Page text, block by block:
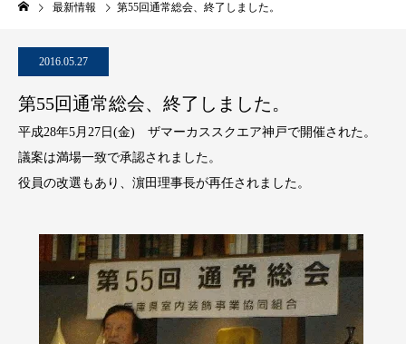
最新情報 第55回通常総会、終了しました。
2016.05.27
第55回通常総会、終了しました。
平成28年5月27日(金) ザマーカススクエア神戸で開催された。
議案は満場一致で承認されました。
役員の改選もあり、濵田理事長が再任されました。